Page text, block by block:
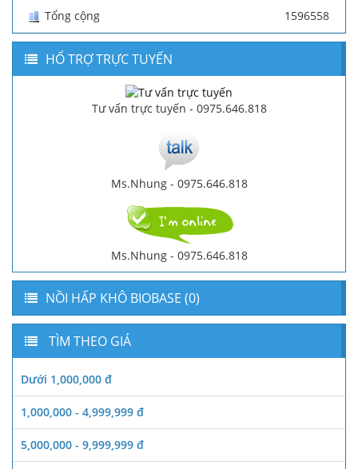
Tổng cộng 1596558
HỔ TRỢ TRỰC TUYẾN
Tư vấn trực tuyến - 0975.646.818
Ms.Nhung - 0975.646.818
Ms.Nhung - 0975.646.818
NỒI HẤP KHÔ BIOBASE (0)
TÌM THEO GIÁ
Dưới 1,000,000 đ
1,000,000 - 4,999,999 đ
5,000,000 - 9,999,999 đ